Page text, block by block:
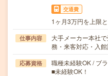
交通費
1ヶ月3万円を上限
仕事内容
大手メーカー本社
務・来客対応・入
応募資格
職種未経験OK / ブ
■未経験OK！